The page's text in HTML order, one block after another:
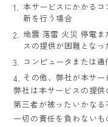
本サービスにかかる
新を行う場合
地震 落雷 火災 停電ま
スの提供が困難となっ
コンピュータまたは
その他、弊社が本サ
弊社は本サービスの提
第三者が被ったいかな
一切の責任を負わないも